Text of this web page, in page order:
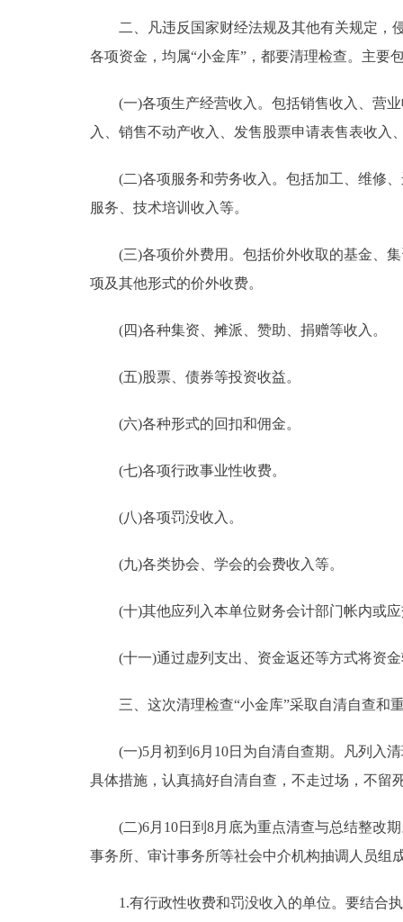
二、凡违反国家财经法规及其他有关规定，侵
各项资金，均属“小金库”，都要清理检查。主要
(一)各项生产经营收入。包括销售收入、营业
入、销售不动产收入、发售股票申请表售表收入
(二)各项服务和劳务收入。包括加工、维修、
服务、技术培训收入等。
(三)各项价外费用。包括价外收取的基金、集
项及其他形式的价外收费。
(四)各种集资、摊派、赞助、捐赠等收入。
(五)股票、债券等投资收益。
(六)各种形式的回扣和佣金。
(七)各项行政事业性收费。
(八)各项罚没收入。
(九)各类协会、学会的会费收入等。
(十)其他应列入本单位财务会计部门帐内或应
(十一)通过虚列支出、资金返还等方式将资金
三、这次清理检查“小金库”采取自清自查和
(一)5月初到6月10日为自清自查期。凡列入清
具体措施，认真搞好自清自查，不走过场，不留
(二)6月10日到8月底为重点清查与总结整改期
事务所、审计事务所等社会中介机构抽调人员
1.有行政性收费和罚没收入的单位。要结合执